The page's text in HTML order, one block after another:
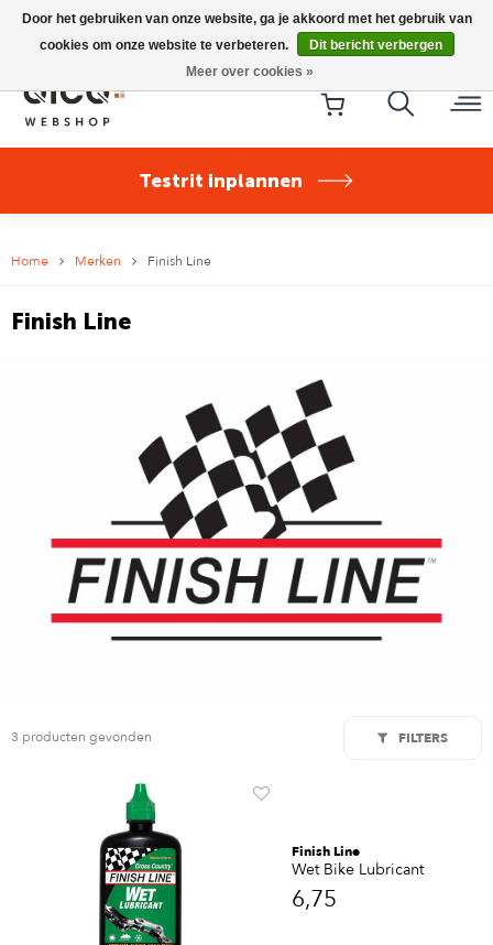
Riese & Müller Nevo5 Silent Core nu direct uit voorraad
leverbaar!
Testrit inplannen
Home Merken Finish Line
Finish Line
3 producten gevonden FILTERS
Finish Line
Wet Bike Lubricant
6,75
Door het gebruiken van onze website, ga je akkoord met het gebruik van
cookies om onze website te verbeteren.
Dit bericht verbergen
Meer over cookies »